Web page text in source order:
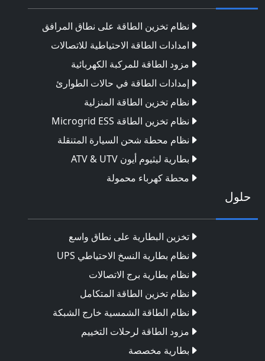
نظام تخزين الطاقة على نطاق المرافق
امدادات الطاقة الاحتياطية للاتصالات
مزود الطاقة للمركبة الكهربائية
إمدادات الطاقة في حالات الطوارئ
نظام تخزين الطاقة المنزلية
نظام تخزين الطاقة Microgrid ESS
نظام محطة شحن السيارة المتنقلة
بطارية ليثيوم أيون ATV & UTV
محطة كهرباء محمولة
حلول
تخزين البطارية على نطاق واسع
نظام بطارية النسخ الاحتياطي UPS
نظام بطارية برج الاتصالات
نظام تخزين الطاقة المتكامل
نظام الطاقة الشمسية خارج الشبكة
مزود الطاقة لرحلات التخييم
بطارية مخصصة